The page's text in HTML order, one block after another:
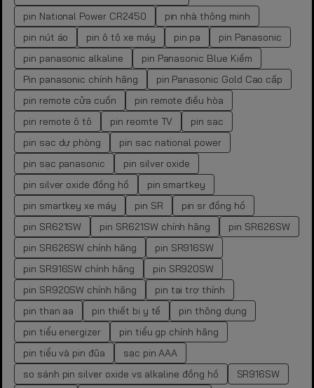
pin National Power CR2450
pin nhà thông minh
pin nút áo
pin ô tô xe máy pin pa
pin Panasonic
pin panasonic alkaline
pin Panasonic Blue Kiềm
Pin panasonic chính hãng
pin Panasonic Gold Cao cấp
pin remote cửa cuốn
pin remote điều hòa
pin remote ô tô
pin reomte TV
pin sạc
pin sạc dự phòng
pin sạc national power
pin sạc panasonic
pin silver oxide
pin silver oxide đồng hồ
pin smartkey
pin smartkey xe máy
pin SR
pin sr đồng hồ
pin SR621SW
pin SR621SW chính hãng
pin SR626SW
pin SR626SW chính hãng
pin SR916SW
pin SR916SW chính hãng
pin SR920SW
pin SR920SW chính hãng
pin tai trợ thính
pin than aa
pin thiết bị y tế
pin thông dụng
pin tiểu energizer
pin tiểu gp chính hãng
pin tiểu và pin đũa
sạc pin AAA
so sánh pin silver oxide vs alkaline đồng hồ
SR916SW